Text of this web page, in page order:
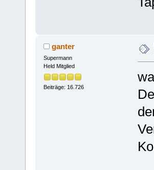
ganter
Supermann
Held Mitglied
Beiträge: 16.726